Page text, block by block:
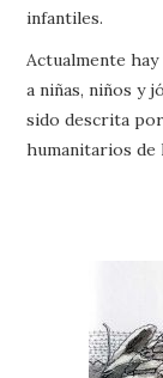
infantiles.
Actualmente
a niñas, niños y
sido descrita
humanitarios de